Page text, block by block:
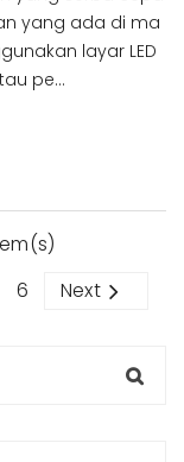
yang ada di ma
layar LED
pe...
6 Next